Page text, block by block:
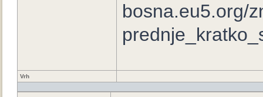
bosna.eu5.org/
Vrh